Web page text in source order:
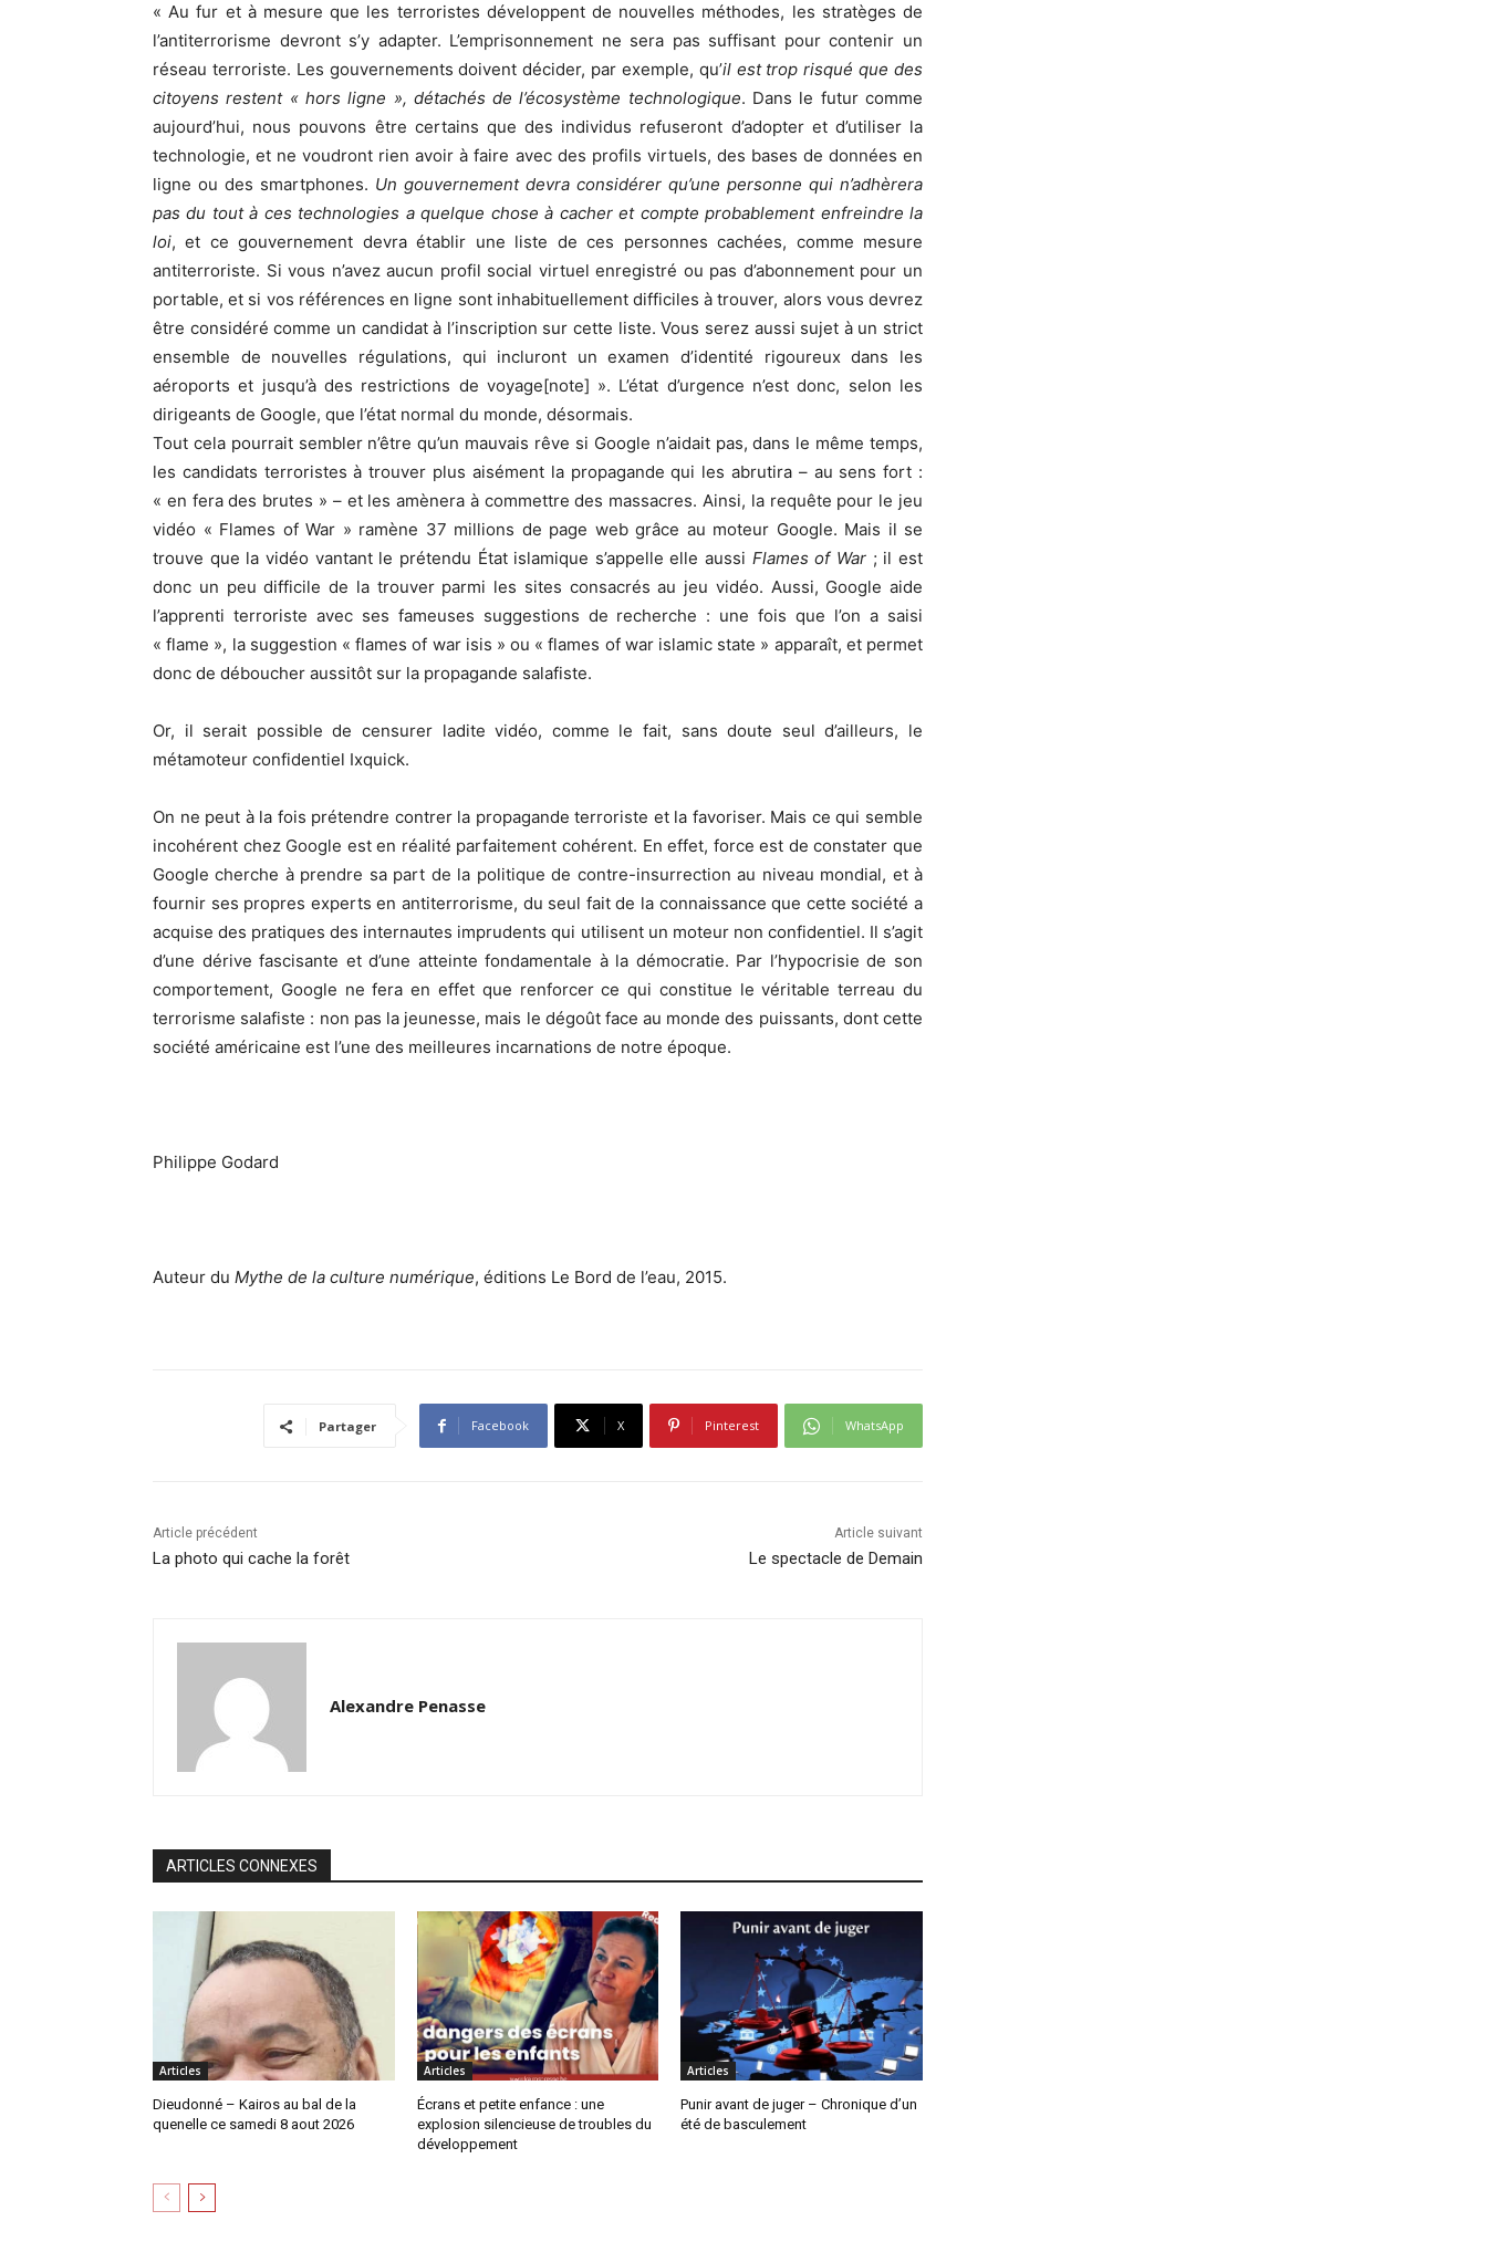
« Au fur et à mesure que les terroristes développent de nouvelles méthodes, les stratèges de
l’antiterrorisme devront s’y adapter. L’emprisonnement ne sera pas suffisant pour contenir un
réseau terroriste. Les gouvernements doivent décider, par exemple, qu’il est trop risqué que des
citoyens restent « hors ligne », détachés de l’écosystème technologique. Dans le futur comme
aujourd’hui, nous pouvons être certains que des individus refuseront d’adopter et d’utiliser la
technologie, et ne voudront rien avoir à faire avec des profils virtuels, des bases de données en
ligne ou des smartphones. Un gouvernement devra considérer qu’une personne qui n’adhèrera
pas du tout à ces technologies a quelque chose à cacher et compte probablement enfreindre la
loi, et ce gouvernement devra établir une liste de ces personnes cachées, comme mesure
antiterroriste. Si vous n’avez aucun profil social virtuel enregistré ou pas d’abonnement pour un
portable, et si vos références en ligne sont inhabituellement difficiles à trouver, alors vous devrez
être considéré comme un candidat à l’inscription sur cette liste. Vous serez aussi sujet à un strict
ensemble de nouvelles régulations, qui incluront un examen d’identité rigoureux dans les
aéroports et jusqu’à des restrictions de voyage[note] ». L’état d’urgence n’est donc, selon les
dirigeants de Google, que l’état normal du monde, désormais.
Tout cela pourrait sembler n’être qu’un mauvais rêve si Google n’aidait pas, dans le même temps,
les candidats terroristes à trouver plus aisément la propagande qui les abrutira – au sens fort :
« en fera des brutes » – et les amènera à commettre des massacres. Ainsi, la requête pour le jeu
vidéo « Flames of War » ramène 37 millions de page web grâce au moteur Google. Mais il se
trouve que la vidéo vantant le prétendu État islamique s’appelle elle aussi Flames of War ; il est
donc un peu difficile de la trouver parmi les sites consacrés au jeu vidéo. Aussi, Google aide
l’apprenti terroriste avec ses fameuses suggestions de recherche : une fois que l’on a saisi
« flame », la suggestion « flames of war isis » ou « flames of war islamic state » apparaît, et permet
donc de déboucher aussitôt sur la propagande salafiste.
Or, il serait possible de censurer ladite vidéo, comme le fait, sans doute seul d’ailleurs, le
métamoteur confidentiel Ixquick.
On ne peut à la fois prétendre contrer la propagande terroriste et la favoriser. Mais ce qui semble
incohérent chez Google est en réalité parfaitement cohérent. En effet, force est de constater que
Google cherche à prendre sa part de la politique de contre-insurrection au niveau mondial, et à
fournir ses propres experts en antiterrorisme, du seul fait de la connaissance que cette société a
acquise des pratiques des internautes imprudents qui utilisent un moteur non confidentiel. Il s’agit
d’une dérive fascisante et d’une atteinte fondamentale à la démocratie. Par l’hypocrisie de son
comportement, Google ne fera en effet que renforcer ce qui constitue le véritable terreau du
terrorisme salafiste : non pas la jeunesse, mais le dégoût face au monde des puissants, dont cette
société américaine est l’une des meilleures incarnations de notre époque.
Philippe Godard
Auteur du Mythe de la culture numérique, éditions Le Bord de l’eau, 2015.
Partager Facebook X Pinterest WhatsApp
Article précédent
La photo qui cache la forêt
Article suivant
Le spectacle de Demain
Alexandre Penasse
ARTICLES CONNEXES
Articles
Dieudonné – Kairos au bal de la
quenelle ce samedi 8 aout 2026
Articles
Écrans et petite enfance : une
explosion silencieuse de troubles du
développement
Articles
Punir avant de juger – Chronique d’un
été de basculement